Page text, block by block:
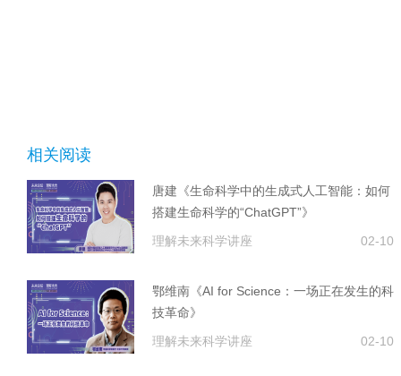
相关阅读
唐建《生命科学中的生成式人工智能：如何
搭建生命科学的“ChatGPT”》
理解未来科学讲座
02-10
鄂维南《AI for Science：一场正在发生的科
技革命》
理解未来科学讲座
02-10